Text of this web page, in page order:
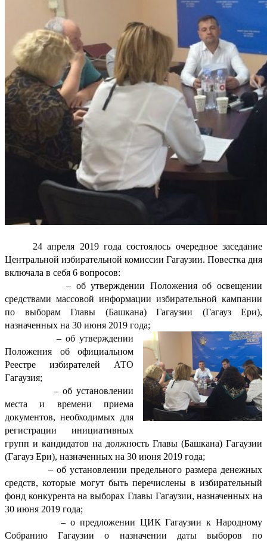
24 апреля 2019 года состоялось очередное заседание
Центральной избирательной комиссии Гагаузии. Повестка дня
включала в себя 6 вопросов:
– об утверждении Положения об освещении
средствами массовой информации избирательной кампании
по выборам Главы (Башкана) Гагаузии (Гагауз Ери),
назначенных на 30 июня 2019 года;
– об утверждении
Положения об официальном
Реестре избирателей АТО
Гагаузия;
– об установлении
места и времени приема
документов, необходимых для
регистрации инициативных
групп и кандидатов на должность Главы (Башкана) Гагаузии
(Гагауз Ери), назначенных на 30 июня 2019 года;
– об установлении предельного размера денежных
средств, которые могут быть перечислены в избирательный
фонд конкурента на выборах Главы Гагаузии, назначенных на
30 июня 2019 года;
– о предложении ЦИК Гагаузии к Народному
Собранию Гагаузии о назначении даты выборов по